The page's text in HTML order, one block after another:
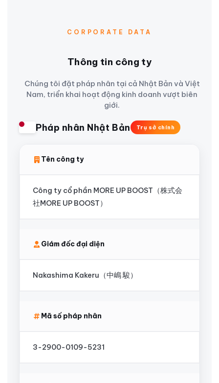
CORPORATE DATA
Thông tin công ty
Chúng tôi đặt pháp nhân tại cả Nhật Bản và Việt
Nam, triển khai hoạt động kinh doanh vượt biên
giới.
Pháp nhân Nhật Bản Trụ sở chính
Tên công ty
Công ty cổ phần MORE UP BOOST（株式会
社MORE UP BOOST）
Giám đốc đại diện
Nakashima Kakeru（中嶋 駿）
Mã số pháp nhân
3-2900-0109-5231